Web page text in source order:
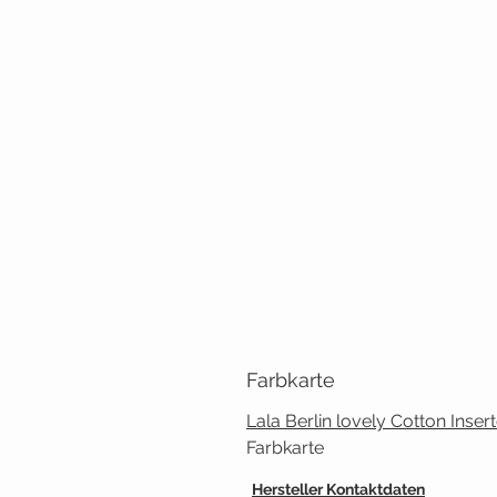
Farbkarte
Lala Berlin lovely Cotton
Farbkarte
Hersteller Kontaktdaten